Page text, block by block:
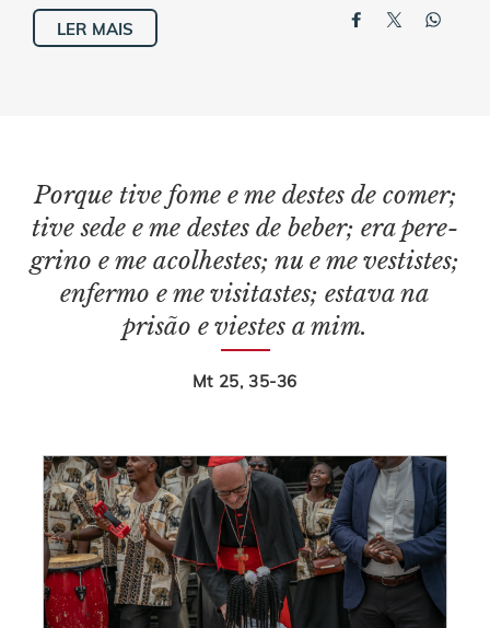
LER MAIS
Porque tive fome e me destes de comer;
tive sede e me destes de beber; era pere­
grino e me acolhestes; nu e me vestistes;
enfermo e me visitastes; estava na
prisão e viestes a mim.
Mt 25, 35-36